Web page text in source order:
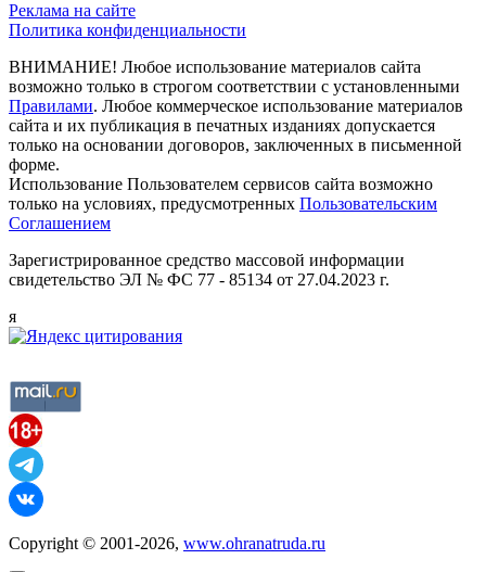
Реклама на сайте
Политика конфиденциальности
ВНИМАНИЕ! Любое использование материалов сайта
возможно только в строгом соответствии с установленными
Правилами. Любое коммерческое использование материалов
сайта и их публикация в печатных изданиях допускается
только на основании договоров, заключенных в письменной
форме.
Использование Пользователем сервисов сайта возможно
только на условиях, предусмотренных Пользовательским
Соглашением
Зарегистрированное средство массовой информации
свидетельство ЭЛ № ФС 77 - 85134 от 27.04.2023 г.
я
Copyright © 2001-2026, www.ohranatruda.ru